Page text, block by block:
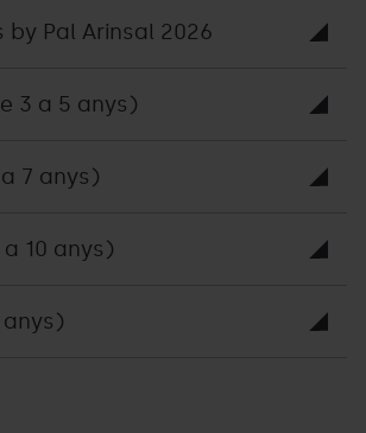
by Pal Arinsal 2026
3 a 5 anys)
7 anys)
10 anys)
anys)